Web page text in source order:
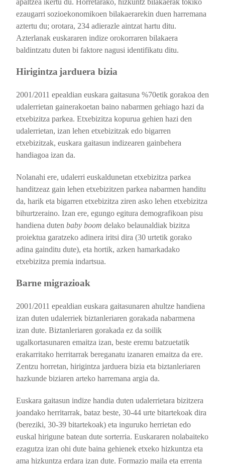
apaltzea ikertu du. Horretarako, hizkuntz bilakaerak tokiko
ezaugarri sozioekonomikoen bilakaerarekin duen harremana
aztertu du; orotara, 234 adierazle aintzat hartu ditu.
Azterlanak euskararen indize orokorraren bilakaera
baldintzatu duten bi faktore nagusi identifikatu ditu.
Hirigintza jarduera bizia
2001/2011 epealdian euskara gaitasuna %70etik gorakoa den
udalerrietan gainerakoetan baino nabarmen gehiago hazi da
etxebizitza parkea. Etxebizitza kopurua gehien hazi den
udalerrietan, izan lehen etxebizitzak edo bigarren
etxebizitzak, euskara gaitasun indizearen gainbehera
handiagoa izan da.
Nolanahi ere, udalerri euskaldunetan etxebizitza parkea
handitzeaz gain lehen etxebizitzen parkea nabarmen handitu
da, harik eta bigarren etxebizitza ziren asko lehen etxebizitza
bihurtzeraino. Izan ere, egungo egitura demografikoan pisu
handiena duten baby boom delako belaunaldiak bizitza
proiektua garatzeko adinera iritsi dira (30 urtetik gorako
adina gainditu dute), eta hortik, azken hamarkadako
etxebizitza premia indartsua.
Barne migrazioak
2001/2011 epealdian euskara gaitasunaren ahultze handiena
izan duten udalerriek biztanleriaren gorakada nabarmena
izan dute. Biztanleriaren gorakada ez da soilik
ugalkortasunaren emaitza izan, beste eremu batzuetatik
erakarritako herritarrak bereganatu izanaren emaitza da ere.
Zentzu horretan, hirigintza jarduera bizia eta biztanleriaren
hazkunde biziaren arteko harremana argia da.
Euskara gaitasun indize handia duten udalerrietara bizitzera
joandako herritarrak, bataz beste, 30-44 urte bitartekoak dira
(bereziki, 30-39 bitartekoak) eta inguruko herrietan edo
euskal hirigune batean dute sorterria. Euskararen nolabaiteko
ezagutza izan ohi dute baina gehienek etxeko hizkuntza eta
ama hizkuntza erdara izan dute. Formazio maila eta errenta